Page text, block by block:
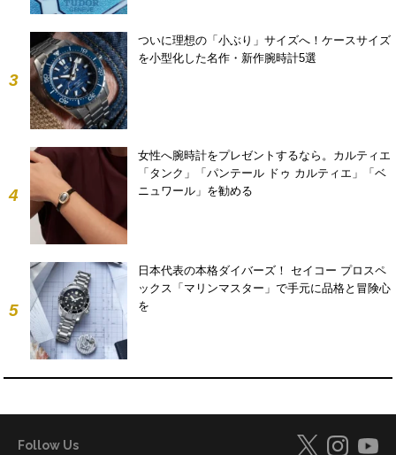
3
ついに理想の「小ぶり」サイズへ！ケースサイズ
を小型化した名作・新作腕時計5選
4
女性へ腕時計をプレゼントするなら。カルティエ
「タンク」「パンテール ドゥ カルティエ」「ベ
ニュワール」を勧める
5
日本代表の本格ダイバーズ！ セイコー プロスペ
ックス「マリンマスター」で手元に品格と冒険心
を
Follow Us